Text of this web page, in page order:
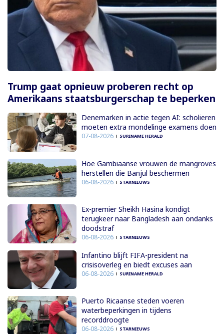
Trump gaat opnieuw proberen recht op
Amerikaans staatsburgerschap te beperken
Denemarken in actie tegen AI: scholieren
moeten extra mondelinge examens doen
07-08-2026 SURINAME HERALD
Hoe Gambiaanse vrouwen de mangroves
herstellen die Banjul beschermen
06-08-2026 STARNIEUWS
Ex-premier Sheikh Hasina kondigt
terugkeer naar Bangladesh aan ondanks
doodstraf
06-08-2026 STARNIEUWS
Infantino blijft FIFA-president na
crisisoverleg en biedt excuses aan
06-08-2026 SURINAME HERALD
Puerto Ricaanse steden voeren
waterbeperkingen in tijdens
recorddroogte
06-08-2026 STARNIEUWS